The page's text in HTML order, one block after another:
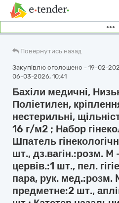
Повернутись назад
Закупівлю оголошено - 19-02-
06-03-2026, 10:41
Бахіли медичні,
Поліетилен,
нестерильні,
16 г/м2 ; Набор
Шпатель
шт., дз.вагін.:розм. M
цервів.:1 шт., пел.
пара, рук. мед.:розм.
предметне:2 шт.,